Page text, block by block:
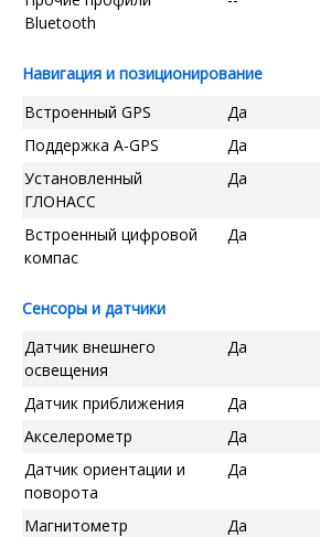
Bluetooth
Навигация и позиционирование
Встроенный GPS
Да
Поддержка A-GPS
Да
Установленный
ГЛОНАСС
Да
Встроенный цифровой
компас
Да
Сенсоры и датчики
Датчик внешнего
освещения
Да
Датчик приближения Да
Акселерометр
Да
Датчик ориентации и
поворота
Да
Магнитометр Да